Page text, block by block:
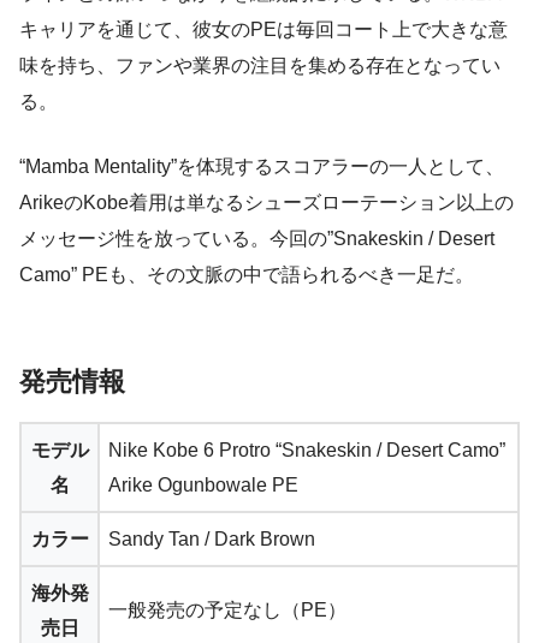
キャリアを通じて、彼女のPEは毎回コート上で大きな意
味を持ち、ファンや業界の注目を集める存在となってい
る。
“Mamba Mentality”を体現するスコアラーの一人として、
ArikeのKobe着用は単なるシューズローテーション以上の
メッセージ性を放っている。今回の”Snakeskin / Desert
Camo” PEも、その文脈の中で語られるべき一足だ。
発売情報
モデル
名
Nike Kobe 6 Protro “Snakeskin / Desert Camo”
Arike Ogunbowale PE
カラー Sandy Tan / Dark Brown
海外発
売日
一般発売の予定なし（PE）